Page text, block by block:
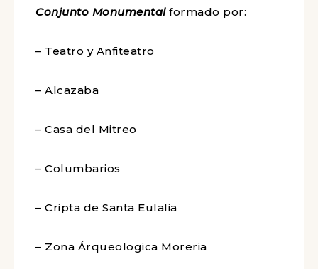
Conjunto Monumental formado por:
– Teatro y Anfiteatro
– Alcazaba
– Casa del Mitreo
– Columbarios
– Cripta de Santa Eulalia
– Zona Árqueologica Moreria